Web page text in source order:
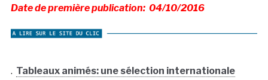
Date de première publication: 04/10/2016
. Tableaux animés: une sélection internationale